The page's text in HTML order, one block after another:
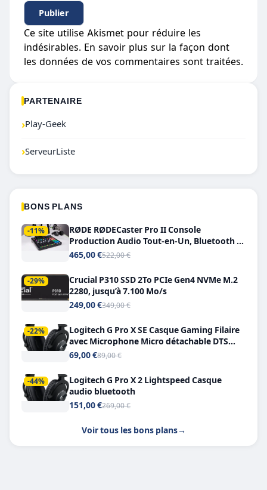
Ce site utilise Akismet pour réduire les
indésirables. En savoir plus sur la façon dont
les données de vos commentaires sont traitées.
PARTENAIRE
›Play-Geek
›ServeurListe
BONS PLANS
-11%
RØDE RØDECaster Pro II Console
Production Audio Tout-en-Un, Bluetooth et
Double USB-C
465,00 €522,00 €
-29%
Crucial P310 SSD 2To PCIe Gen4 NVMe M.2
2280, jusqu’à 7.100 Mo/s
249,00 €349,00 €
-22%
Logitech G Pro X SE Casque Gaming Filaire
avec Microphone Micro détachable DTS
Headphone X 7.1
69,00 €89,00 €
-44%
Logitech G Pro X 2 Lightspeed Casque
audio bluetooth
151,00 €269,00 €
Voir tous les bons plans→